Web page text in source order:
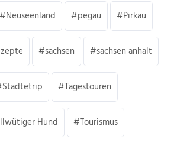
Neuseenland pegau Pirkau
sachsen sachsen anhalt
Städtetrip Tagestouren
Hund Tourismus